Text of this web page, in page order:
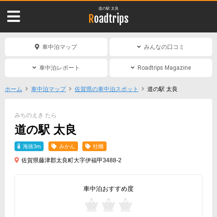
道の駅 太良
Roadtrips
車中泊マップ みんなの口コミ
車中泊レポート Roadtrips Magazine
ホーム 車中泊マップ 佐賀県の車中泊スポット 道の駅 太良
みちのえき たら
道の駅 太良
海抜3m みかん 牡蠣
佐賀県藤津郡太良町大字伊福甲3488-2
車中泊おすすめ度